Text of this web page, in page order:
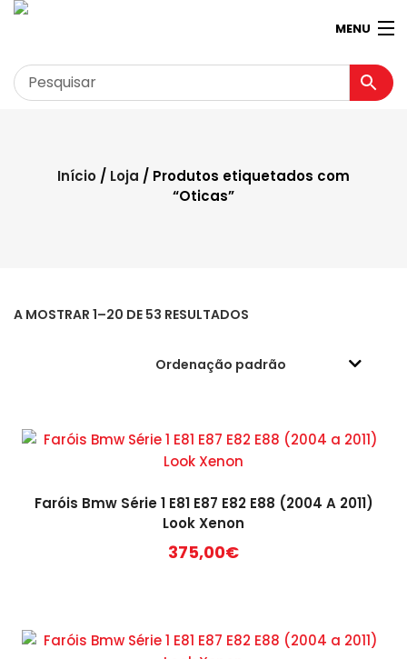
MENU
Início / Loja / Produtos etiquetados com
“Oticas”
A MOSTRAR 1–20 DE 53 RESULTADOS
Faróis Bmw Série 1 E81 E87 E82 E88 (2004 A 2011)
Look Xenon
375,00€